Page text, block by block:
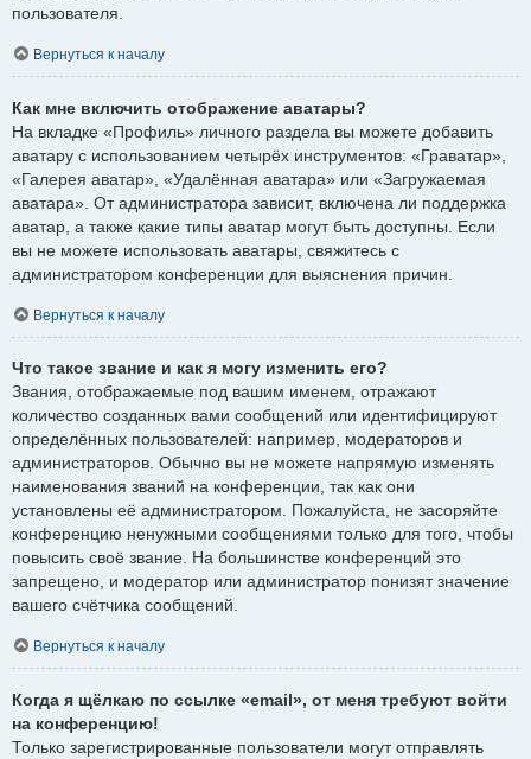
пользователя.
Вернуться к началу
Как мне включить отображение аватары?
На вкладке «Профиль» личного раздела вы можете добавить
аватару с использованием четырёх инструментов: «Граватар»,
«Галерея аватар», «Удалённая аватара» или «Загружаемая
аватара». От администратора зависит, включена ли поддержка
аватар, а также какие типы аватар могут быть доступны. Если
вы не можете использовать аватары, свяжитесь с
администратором конференции для выяснения причин.
Вернуться к началу
Что такое звание и как я могу изменить его?
Звания, отображаемые под вашим именем, отражают
количество созданных вами сообщений или идентифицируют
определённых пользователей: например, модераторов и
администраторов. Обычно вы не можете напрямую изменять
наименования званий на конференции, так как они
установлены её администратором. Пожалуйста, не засоряйте
конференцию ненужными сообщениями только для того, чтобы
повысить своё звание. На большинстве конференций это
запрещено, и модератор или администратор понизят значение
вашего счётчика сообщений.
Вернуться к началу
Когда я щёлкаю по ссылке «email», от меня требуют войти
на конференцию!
Только зарегистрированные пользователи могут отправлять